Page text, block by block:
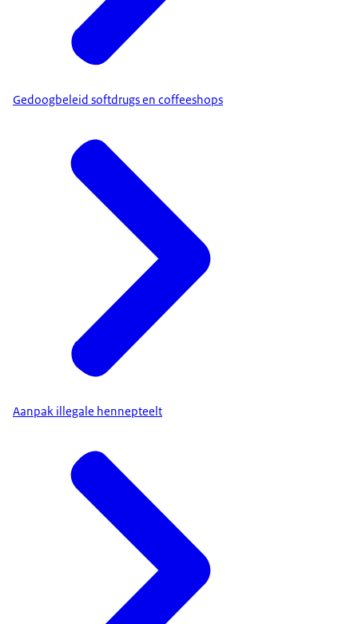
Gedoogbeleid softdrugs en coffeeshops
Aanpak illegale hennepteelt